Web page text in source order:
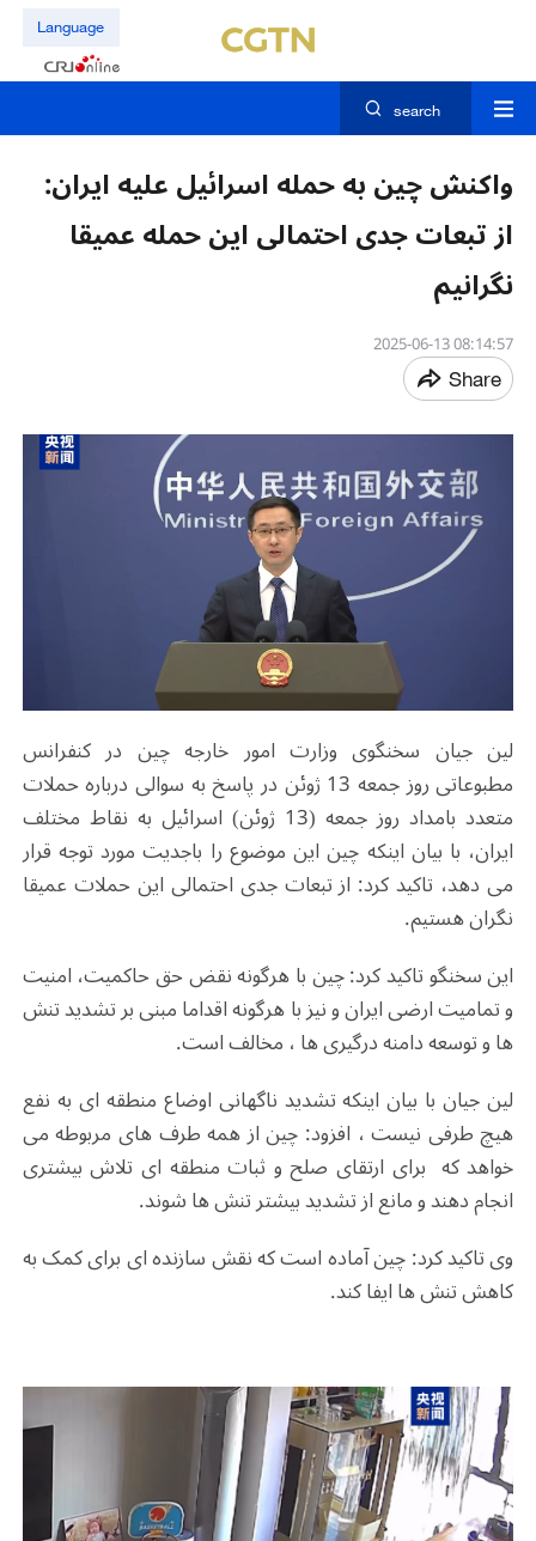
Language
search
واکنش چین به حمله اسرائیل علیه ایران:
از تبعات جدی احتمالی این حمله عمیقا
نگرانیم
08:14:57 2025-06-13
Share
لین جیان سخنگوی وزارت امور خارجه چین در کنفرانس
مطبوعاتی روز جمعه 13 ژوئن در پاسخ به سوالی درباره حملات
متعدد بامداد روز جمعه (13 ژوئن) اسرائیل به نقاط مختلف
ایران، با بیان اینکه چین این موضوع را باجدیت مورد توجه قرار
می دهد، تاکید کرد: از تبعات جدی احتمالی این حملات عمیقا
نگران هستیم.
این سخنگو تاکید کرد: چین با هرگونه نقض حق حاکمیت، امنیت
و تمامیت ارضی ایران و نیز با هرگونه اقداما مبنی بر تشدید تنش
ها و توسعه دامنه درگیری ها ، مخالف است.
لین جیان با بیان اینکه تشدید ناگهانی اوضاع منطقه ای به نفع
هیچ طرفی نیست ، افزود: چین از همه طرف های مربوطه می
خواهد که برای ارتقای صلح و ثبات منطقه ای تلاش بیشتری
انجام دهند و مانع از تشدید بیشتر تنش ها شوند.
وی تاکید کرد: چین آماده است که نقش سازنده ای برای کمک به
کاهش تنش ها ایفا کند.